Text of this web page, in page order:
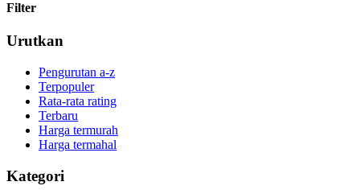
Filter
Urutkan
Pengurutan a-z
Terpopuler
Rata-rata rating
Terbaru
Harga termurah
Harga termahal
Kategori